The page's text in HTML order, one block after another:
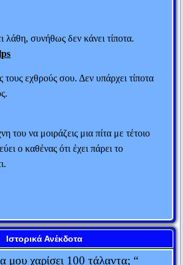
λάθη, συνήθως δεν κάνει τίποτα.
εχθρούς σου. Δεν υπάρχει τίποτα
του να μοιράζεις μια πίτα με τέτοιο
ο καθένας ότι έχει πάρει το
χτένα που σου δίνει η ζωή αφού όμως
σου.
Ιστορικά Ανέκδοτα
έστειλε στο Φωκίωνα 100
πολιτικός ρώτησε τους
έφεραν το μεγάλο αυτό ποσό:
διάλεξε εμένα απ’ όλους τους
μου χαρίσει 100 τάλαντα; “